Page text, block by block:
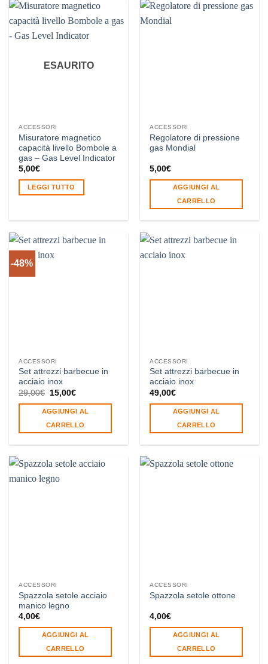
ha
più
del
prodotto
ESAURITO
ACCESSORI
Misuratore magnetico
capacità livello Bombole a
gas – Gas Level Indicator
5,00€
LEGGI TUTTO
ACCESSORI
Regolatore di pressione
gas Mondial
5,00€
AGGIUNGI AL
CARRELLO
-48%
ACCESSORI
Set attrezzi barbecue in
acciaio inox
29,00€ Il
prezzo
originale
era:
29,00€.
15,00€Il
attuale
è:
15,00€.
AGGIUNGI AL
CARRELLO
ACCESSORI
Set attrezzi barbecue in
acciaio inox
49,00€
AGGIUNGI AL
CARRELLO
ACCESSORI
Spazzola setole acciaio
manico legno
4,00€
AGGIUNGI AL
CARRELLO
ACCESSORI
Spazzola setole ottone
4,00€
AGGIUNGI AL
CARRELLO